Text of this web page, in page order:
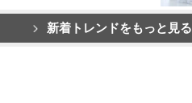
新着トレンドをもっと見る